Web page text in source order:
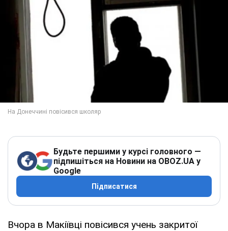
Будьте першими у курсі головного —
підпишіться на Новини на OBOZ.UA у
Google
Підписатися
Вчора в Макіївці повісився учень закритої